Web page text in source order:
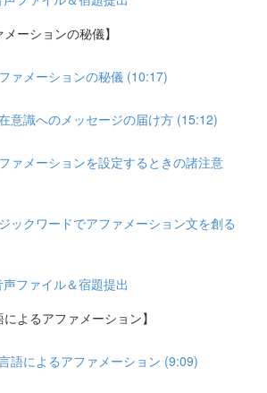
ーションの秘儀】
ァメーションの秘儀 (10:17)
意識へのメッセージの届け方 (15:12)
ァメーションを設定するときの諸注意
ックワードでアファメーション文を創る
ファイル＆宿題提出
よるアファメーション】
語によるアファメーション (9:09)